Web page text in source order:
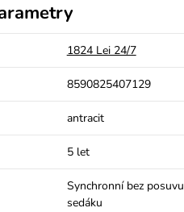
1824 Lei 24/7
8590825407129
antracit
5 let
Synchronní bez posuvu
sedáku